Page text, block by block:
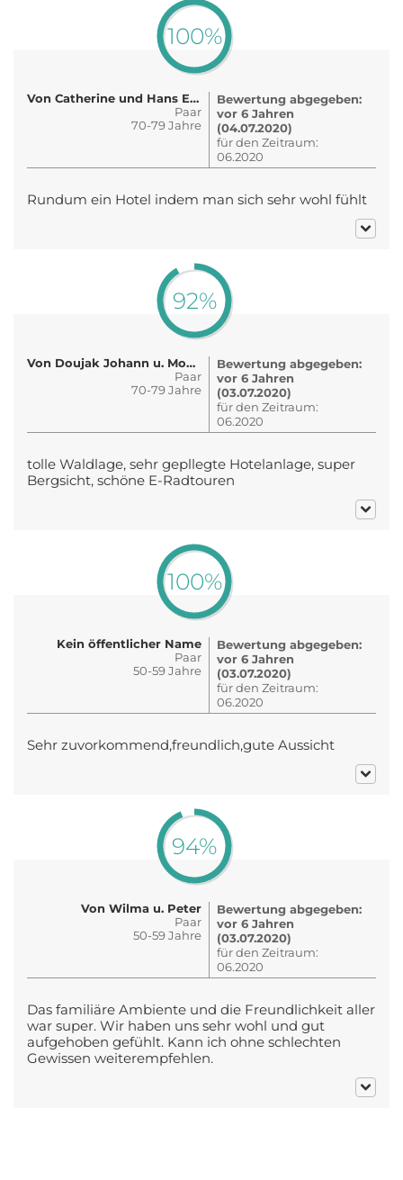
100%
Von Catherine und Hans Ertl
Paar
70-79 Jahre
Bewertung abgegeben:
vor 6 Jahren
(04.07.2020)
für den Zeitraum:
06.2020
Rundum ein Hotel indem man sich sehr wohl fühlt
92%
Von Doujak Johann u. Monika
Paar
70-79 Jahre
Bewertung abgegeben:
vor 6 Jahren
(03.07.2020)
für den Zeitraum:
06.2020
tolle Waldlage, sehr gepllegte Hotelanlage, super
Bergsicht, schöne E-Radtouren
100%
Kein öffentlicher Name
Paar
50-59 Jahre
Bewertung abgegeben:
vor 6 Jahren
(03.07.2020)
für den Zeitraum:
06.2020
Sehr zuvorkommend,freundlich,gute Aussicht
94%
Von Wilma u. Peter
Paar
50-59 Jahre
Bewertung abgegeben:
vor 6 Jahren
(03.07.2020)
für den Zeitraum:
06.2020
Das familiäre Ambiente und die Freundlichkeit aller
war super. Wir haben uns sehr wohl und gut
aufgehoben gefühlt. Kann ich ohne schlechten
Gewissen weiterempfehlen.